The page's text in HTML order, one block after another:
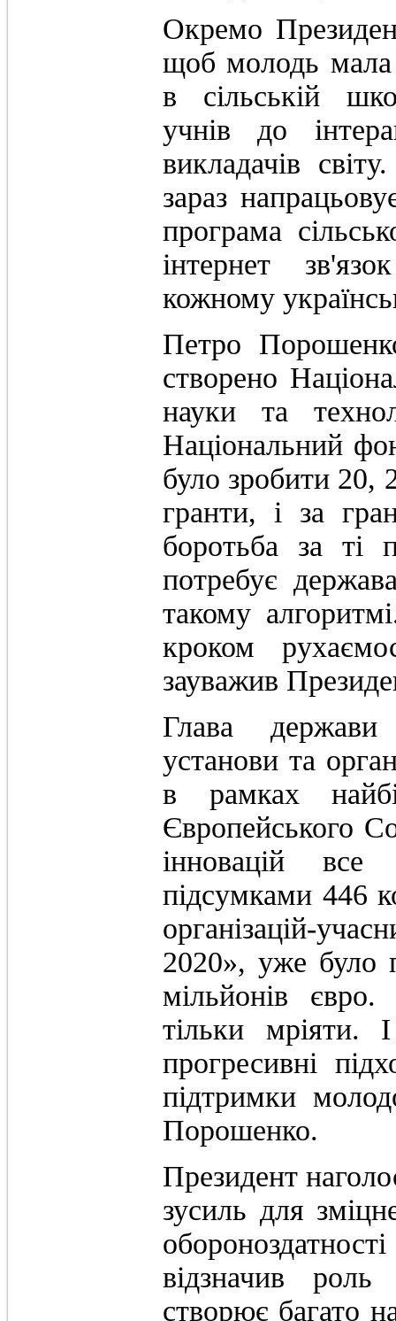
Окремо
щоб молодь мала
в сільській
учнів до
викладачів
зараз
програма
інтернет
кожному
Петро
створено
науки та
Національний
було зробити 20,
гранти, і за
боротьба за ті
потребує
такому
кроком
зауважив
Глава
установи та
в рамках
Європейського
інновацій
підсумками 446
організацій-
2020», уже було
мільйонів
тільки мріяти.
прогресивні
підтримки
Порошенко.
Президент
зусиль для
відзначив роль
створює багато